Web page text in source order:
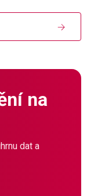
na
dat a